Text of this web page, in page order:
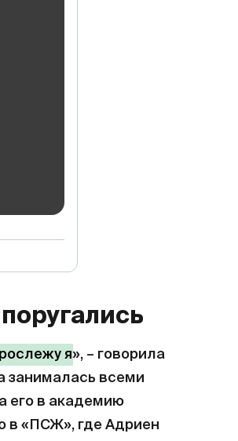
я», – говорила
занималась всеми
его в академию
в «ПСЖ», где Адриен